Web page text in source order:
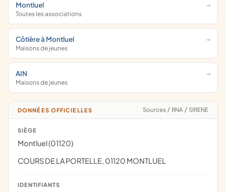
Montluel
Toutes les associations
Côtière à Montluel
Maisons de jeunes
AIN
Maisons de jeunes
DONNÉES OFFICIELLES Sources / RNA / SIRENE
SIÈGE
Montluel (01120)
COURS DE LA PORTELLE, 01120 MONTLUEL
IDENTIFIANTS